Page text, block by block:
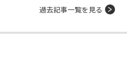
過去記事一覧を見る